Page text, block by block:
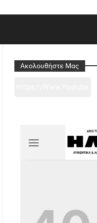
Ακολουθήστε Μας
2ge3sheyTkgpAkeBan